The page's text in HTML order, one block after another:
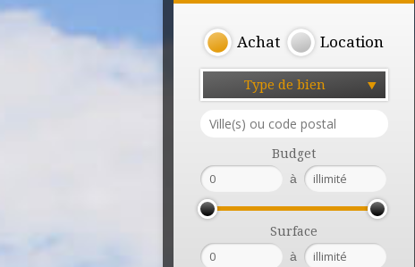
Achat Location
Type de bien
Budget
à
Surface
à